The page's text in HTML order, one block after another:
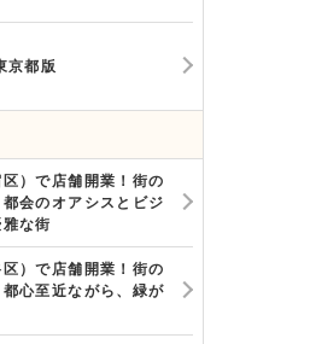
京都版
）で店舗開業！街の
会のオアシスとビジ
な街
）で店舗開業！街の
心至近ながら、緑が